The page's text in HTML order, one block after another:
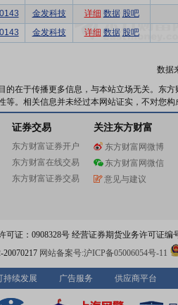
金发科技 详细 数据 股吧
金发科技 详细 数据 股吧
数据
的在于传播更多信息，与本站立场无关。东
等。相关信息并未经过本网站证实，不对您
证券交易
东方财富证券开户
东方财富在线交易
东方财富证券交易
关注东方财富
东方财富网微博
东方财富网微信
意见与建议
证：0908328号 经营证券期货业务许可证编
网站备案号:沪ICP备05006054号-11
持续发展 广告服务 供应商平台